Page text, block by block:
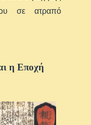
σε ατραπό
η Εποχή